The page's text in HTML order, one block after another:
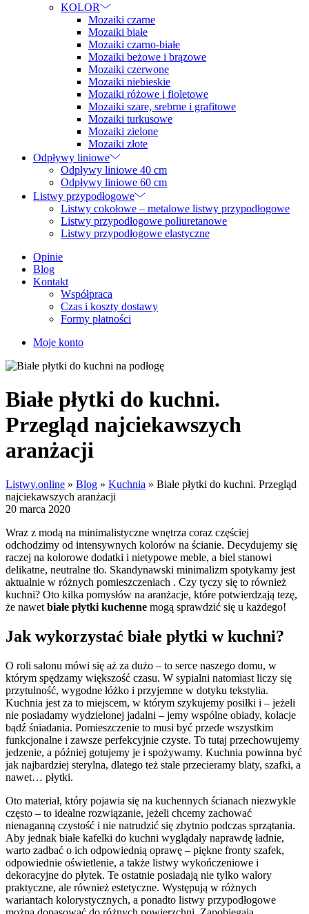
KOLOR
Mozaiki czarne
Mozaiki białe
Mozaiki czarno-białe
Mozaiki beżowe i brązowe
Mozaiki czerwone
Mozaiki niebieskie
Mozaiki różowe i fioletowe
Mozaiki szare, srebrne i grafitowe
Mozaiki turkusowe
Mozaiki zielone
Mozaiki złote
Odpływy liniowe
Odpływy liniowe 40 cm
Odpływy liniowe 60 cm
Listwy przypodłogowe
Listwy cokołowe – metalowe listwy przypodłogowe
Listwy przypodłogowe poliuretanowe
Listwy przypodłogowe elastyczne
Opinie
Blog
Kontakt
Współpraca
Czas i koszty dostawy
Formy płatności
Moje konto
Białe płytki do kuchni.
Przegląd najciekawszych
aranżacji
Listwy.online » Blog » Kuchnia » Białe płytki do kuchni. Przegląd
najciekawszych aranżacji
20 marca 2020
Wraz z modą na minimalistyczne wnętrza coraz częściej
odchodzimy od intensywnych kolorów na ścianie. Decydujemy się
raczej na kolorowe dodatki i nietypowe meble, a biel stanowi
delikatne, neutralne tło. Skandynawski minimalizm spotykamy jest
aktualnie w różnych pomieszczeniach . Czy tyczy się to również
kuchni? Oto kilka pomysłów na aranżacje, które potwierdzają tezę,
że nawet białe płytki kuchenne mogą sprawdzić się u każdego!
Jak wykorzystać białe płytki w kuchni?
O roli salonu mówi się aż za dużo – to serce naszego domu, w
którym spędzamy większość czasu. W sypialni natomiast liczy się
przytulność, wygodne łóżko i przyjemne w dotyku tekstylia.
Kuchnia jest za to miejscem, w którym szykujemy posiłki i – jeżeli
nie posiadamy wydzielonej jadalni – jemy wspólne obiady, kolacje
bądź śniadania. Pomieszczenie to musi być przede wszystkim
funkcjonalne i zawsze perfekcyjnie czyste. To tutaj przechowujemy
jedzenie, a później gotujemy je i spożywamy. Kuchnia powinna być
jak najbardziej sterylna, dlatego też stale przecieramy blaty, szafki, a
nawet… płytki.
Oto materiał, który pojawia się na kuchennych ścianach niezwykle
często – to idealne rozwiązanie, jeżeli chcemy zachować
nienaganną czystość i nie natrudzić się zbytnio podczas sprzątania.
Aby jednak białe kafelki do kuchni wyglądały naprawdę ładnie,
warto zadbać o ich odpowiednią oprawę – piękne fronty szafek,
odpowiednie oświetlenie, a także listwy wykończeniowe i
dekoracyjne do płytek. Te ostatnie posiadają nie tylko walory
praktyczne, ale również estetyczne. Występują w różnych
wariantach kolorystycznych, a ponadto listwy przypodłogowe